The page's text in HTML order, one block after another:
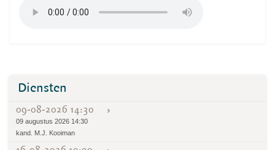
Diensten
09-08-2026 14:30
09 augustus 2026 14:30
kand. M.J. Kooiman